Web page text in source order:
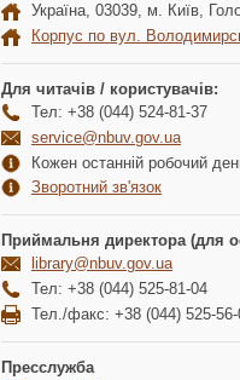
Україна, 03039, м. Київ,
Корпус по вул.
Для читачів / користувачів:
Тел: +38 (044) 524-81-37
service@nbuv.gov.ua
Кожен останній робочий
Зворотний зв'язок
Приймальня директора (для
library@nbuv.gov.ua
Тел: +38 (044) 525-81-04
Тел./факс: +38 (044) 525-56-
Пресслужба